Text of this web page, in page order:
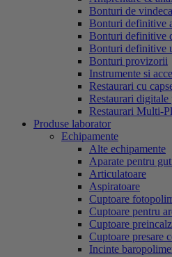
Bonturi de
Bonturi definitive
Bonturi definitive
Bonturi definitive
Bonturi provizorii
Instrumente si
Restaurari cu
Restaurari digitale
Restaurari Multi-
Produse laborator
Echipamente
Alte echipamente
Aparate pentru
Articulatoare
Aspiratoare
Cuptoare
Cuptoare pentru
Cuptoare
Cuptoare presare
Incinte